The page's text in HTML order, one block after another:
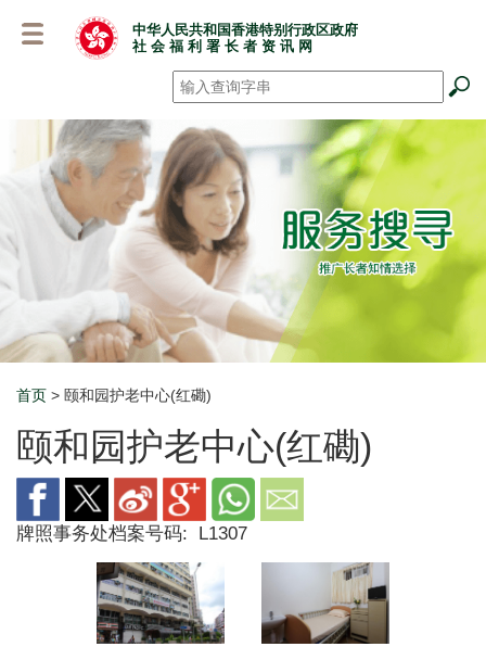
中华人民共和国香港特别行政区政府
社 会 福 利 署 长 者 资 讯 网
搜寻 *
Breadcrumb
首页 > 颐和园护老中心(红磡)
颐和园护老中心(红磡)
牌照事务处档案号码: L1307